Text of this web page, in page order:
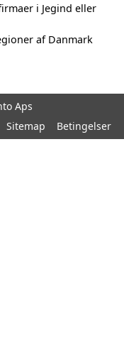
i Jegind eller
af Danmark
Aps
Sitemap Betingelser